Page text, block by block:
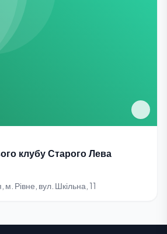
клубу Старого Лева
Рівне, вул. Шкільна, 11